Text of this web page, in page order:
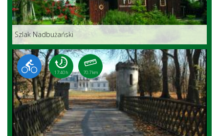
Szlak Nadbużański
17:40 h 70.7 km